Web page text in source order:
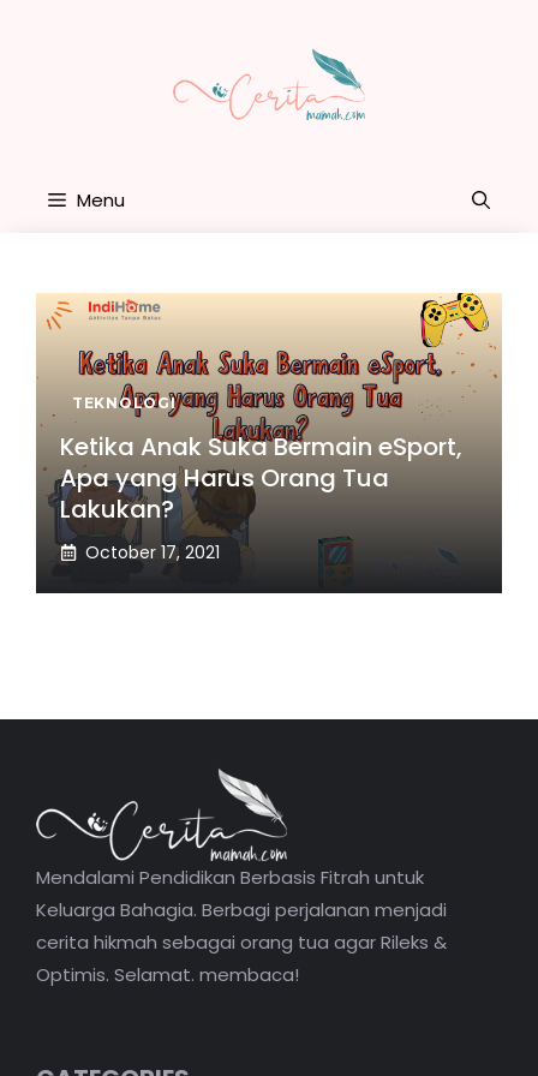
Menu
TEKNOLOGI
Ketika Anak Suka Bermain eSport,
Apa yang Harus Orang Tua
Lakukan?
October 17, 2021
Mendalami Pendidikan Berbasis Fitrah untuk
Keluarga Bahagia. Berbagi perjalanan menjadi
cerita hikmah sebagai orang tua agar Rileks &
Optimis. Selamat. membaca!